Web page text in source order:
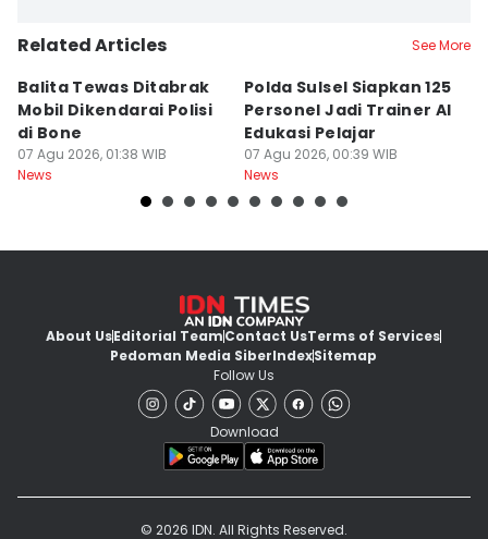
Related Articles See More
Balita Tewas Ditabrak
Mobil Dikendarai Polisi
di Bone
07 Agu 2026, 01:38 WIB
News
Polda Sulsel Siapkan 125
Personel Jadi Trainer AI
Edukasi Pelajar
07 Agu 2026, 00:39 WIB
News
About UsEditorial TeamContact UsTerms of Services
Pedoman Media SiberIndexSitemap
Follow Us
Download
© 2026 IDN. All Rights Reserved.